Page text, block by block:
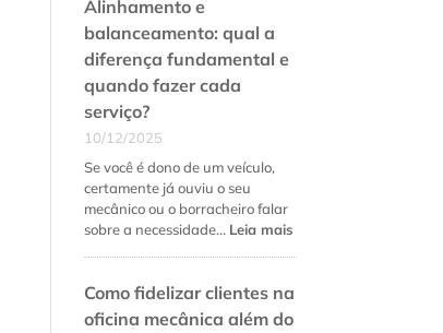
Alinhamento e
balanceamento: qual a
diferença fundamental e
quando fazer cada
serviço?
10/12/2025
Se você é dono de um veículo,
certamente já ouviu o seu
mecânico ou o borracheiro falar
sobre a necessidade… Leia mais
balanceamento:
Como fidelizar clientes na
oficina mecânica além do